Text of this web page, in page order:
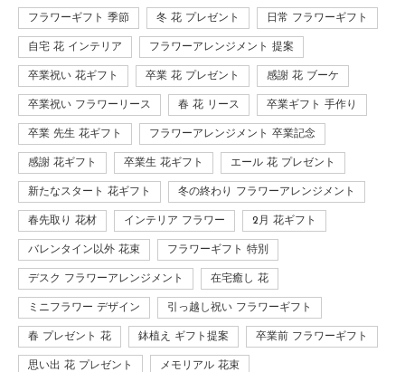
フラワーギフト 季節 冬 花 プレゼント 日常 フラワーギフト
自宅 花 インテリア フラワーアレンジメント 提案
卒業祝い 花ギフト 卒業 花 プレゼント 感謝 花 ブーケ
卒業祝い フラワーリース 春 花 リース 卒業ギフト 手作り
卒業 先生 花ギフト フラワーアレンジメント 卒業記念
感謝 花ギフト 卒業生 花ギフト エール 花 プレゼント
新たなスタート 花ギフト 冬の終わり フラワーアレンジメント
春先取り 花材 インテリア フラワー 2月 花ギフト
バレンタイン以外 花束 フラワーギフト 特別
デスク フラワーアレンジメント 在宅癒し 花
ミニフラワー デザイン 引っ越し祝い フラワーギフト
春 プレゼント 花 鉢植え ギフト提案 卒業前 フラワーギフト
思い出 花 プレゼント メモリアル 花束